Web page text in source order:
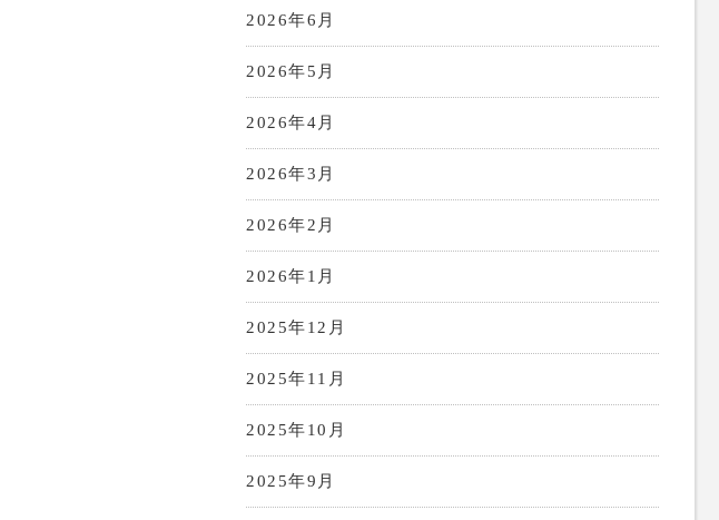
2026年6月
2026年5月
2026年4月
2026年3月
2026年2月
2026年1月
2025年12月
2025年11月
2025年10月
2025年9月